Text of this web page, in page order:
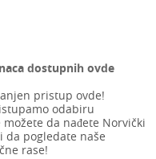
dostupnih ovde
pristup ovde!
odabiru
da nađete Norvički
pogledate naše
rase!